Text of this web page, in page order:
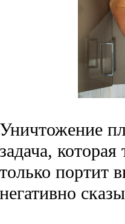
Уничтожение
задача,
только портит
негативно